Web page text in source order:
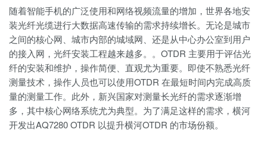
随着智能手机的广泛使用和网络视频流量的增加，世界各地安
装光纤光缆进行大数据高速传输的需求持续增长。无论是城市
之间的核心网、城市内部的城域网、还是从中心办公室到用户
的接入网，光纤安装工程越来越多。。OTDR 主要用于评估光
纤的安装和维护，操作简便、直观尤为重要。即使不熟悉光纤
测量技术，操作人员也可以使用OTDR 在最短时间内完成高质
量的测量工作。此外，新兴国家对测量长光纤的需求逐渐增
多，其中核心网络系统尤为典型。为了满足这样的需求，横河
开发出AQ7280 OTDR 以提升横河OTDR 的市场份额。